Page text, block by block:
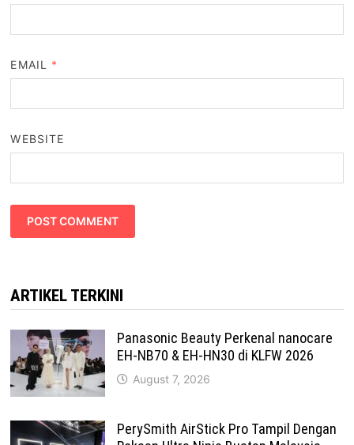
EMAIL *
WEBSITE
ARTIKEL TERKINI
Panasonic Beauty Perkenal nanocare
EH-NB70 & EH-HN30 di KLFW 2026
August 7, 2026
PerySmith AirStick Pro Tampil Dengan